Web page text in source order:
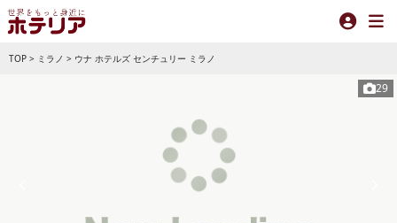
TOP > ミラノ > ウナ ホテルズ センチュリー ミラノ
29